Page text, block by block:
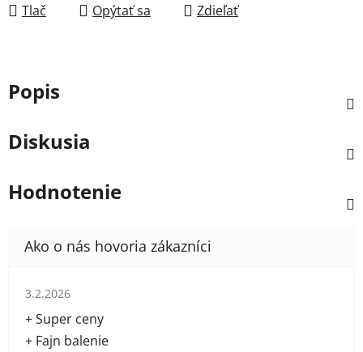
Tlač Opýtať sa Zdieľať
Popis
Diskusia
Hodnotenie
Hodnotenie obchodu je 5 z 5 hviezdičiek.
3.2.2026
+ Super ceny
+ Fajn balenie